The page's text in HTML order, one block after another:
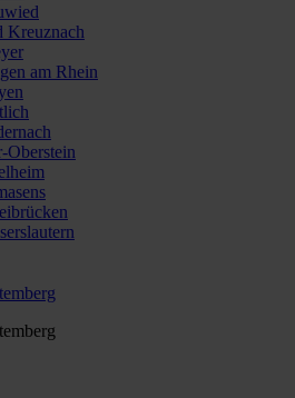
Kreuznach
am Rhein
Oberstein